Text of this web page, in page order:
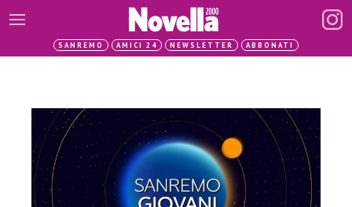
SANREMO AMICI 24 NEWSLETTER ABBONATI